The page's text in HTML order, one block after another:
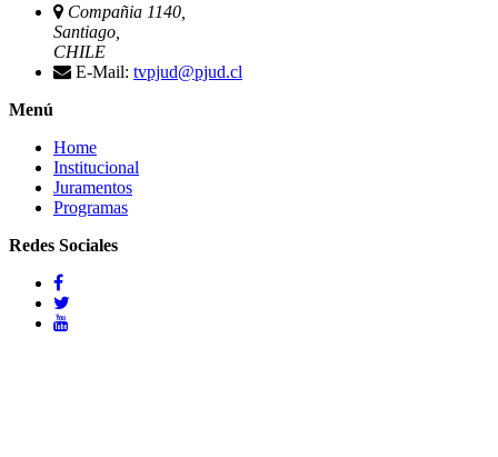
Compañia 1140,
Santiago,
CHILE
E-Mail: tvpjud@pjud.cl
Menú
Home
Institucional
Juramentos
Programas
Redes Sociales